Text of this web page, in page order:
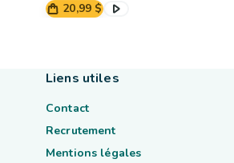
20,99 $
Liens utiles
Contact
Recrutement
Mentions légales